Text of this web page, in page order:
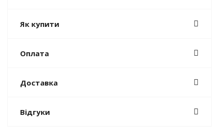
Як купити
Оплата
Доставка
Відгуки